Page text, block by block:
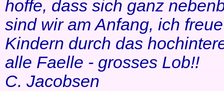
hoffe, dass sich ganz
sind wir am Anfang, ich
Kindern durch das
alle Faelle - grosses Lob!!
C. Jacobsen